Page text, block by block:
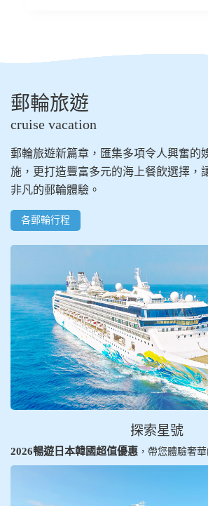
郵輪旅遊
cruise vacation
郵輪旅遊新篇章，匯集多項令人興奮的
施，更打造豐富多元的海上餐飲選擇，
非凡的郵輪體驗。
各郵輪行程
探索星號
2026暢遊日本韓國超值優惠 ，帶您體驗奢